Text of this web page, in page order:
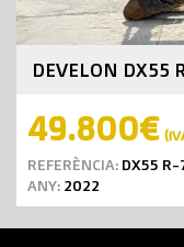
DEVELON DX55
49.800€
REFERÈNCIA: DX55 R-
ANY: 2022